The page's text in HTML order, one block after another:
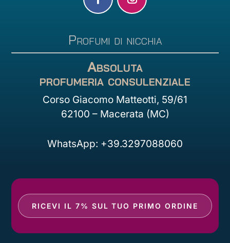
Profumi di nicchia
Absoluta
profumeria consulenziale
Corso Giacomo Matteotti, 59/61
62100 – Macerata (MC)
WhatsApp: +39.3297088060
RICEVI IL 7% SUL TUO PRIMO ORDINE